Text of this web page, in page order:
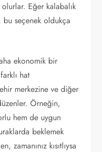
olurlar. Eğer kalabalık
bu seçenek oldukça
ekonomik bir
hat
merkezine ve diğer
Örneğin,
hem de uygun
beklemek
zamanınız kısıtlıysa